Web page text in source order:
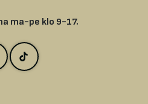
ma-pe klo 9-17.